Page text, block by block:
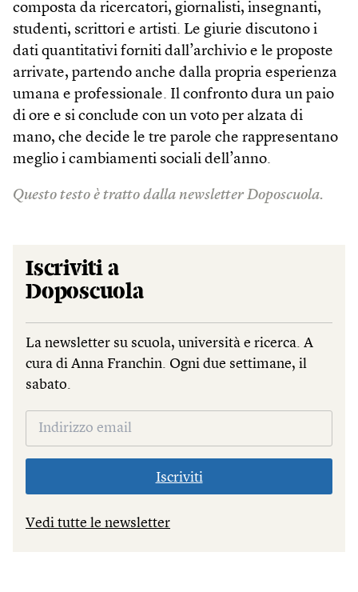
composta da ricercatori, giornalisti, insegnanti,
studenti, scrittori e artisti. Le giurie discutono i
dati quantitativi forniti dall’archivio e le proposte
arrivate, partendo anche dalla propria esperienza
umana e professionale. Il confronto dura un paio
di ore e si conclude con un voto per alzata di
mano, che decide le tre parole che rappresentano
meglio i cambiamenti sociali dell’anno.
Questo testo è tratto dalla newsletter Doposcuola.
Iscriviti a
Doposcuola
La newsletter su scuola, università e ricerca. A
cura di Anna Franchin. Ogni due settimane, il
sabato.
Iscriviti
Vedi tutte le newsletter